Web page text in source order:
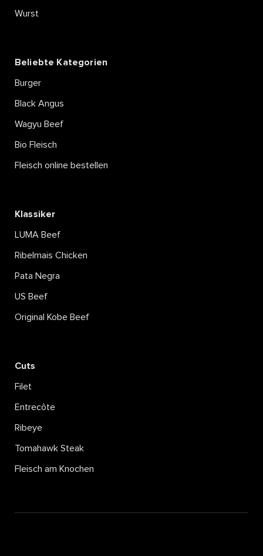
Wurst
Beliebte Kategorien
Burger
Black Angus
Wagyu Beef
Bio Fleisch
Fleisch online bestellen
Klassiker
LUMA Beef
Ribelmais Chicken
Pata Negra
US Beef
Original Kobe Beef
Cuts
Filet
Entrecôte
Ribeye
Tomahawk Steak
Fleisch am Knochen